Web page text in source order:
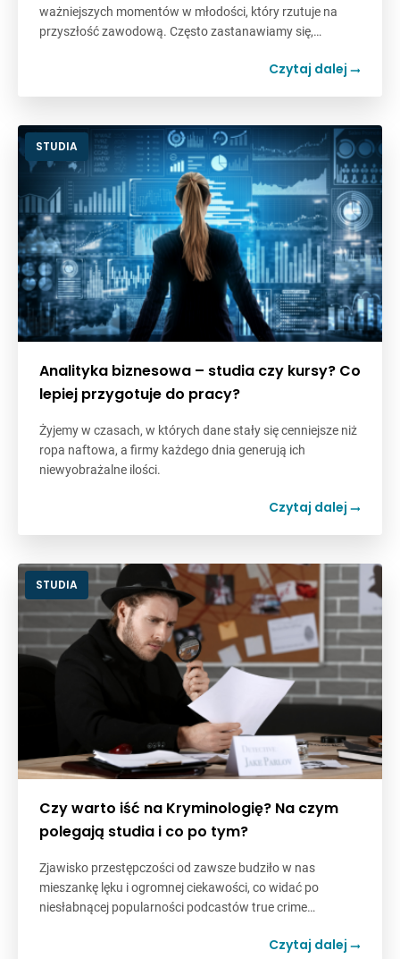
ważniejszych momentów w młodości, który rzutuje na
przyszłość zawodową. Często zastanawiamy się,…
Czytaj dalej
STUDIA
Analityka biznesowa – studia czy kursy? Co
lepiej przygotuje do pracy?
Żyjemy w czasach, w których dane stały się cenniejsze niż
ropa naftowa, a firmy każdego dnia generują ich
niewyobrażalne ilości.
Czytaj dalej
STUDIA
Czy warto iść na Kryminologię? Na czym
polegają studia i co po tym?
Zjawisko przestępczości od zawsze budziło w nas
mieszankę lęku i ogromnej ciekawości, co widać po
niesłabnącej popularności podcastów true crime…
Czytaj dalej